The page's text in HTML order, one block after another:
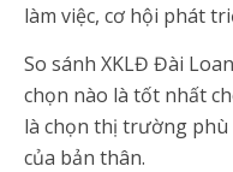
làm việc, cơ hội phát
So sánh XKLĐ Đài
chọn nào là tốt nhất
là chọn thị trường phù
của bản thân.